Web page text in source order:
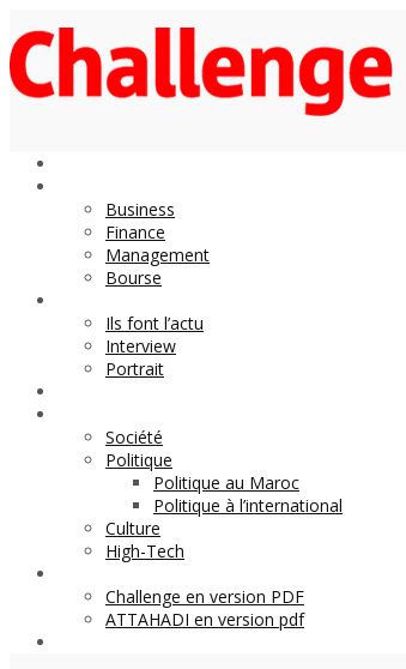
Business
Finance
Management
Bourse
Ils font l’actu
Interview
Portrait
Société
Politique
Politique au Maroc
Politique à l’international
Culture
High-Tech
Challenge en version PDF
ATTAHADI en version pdf